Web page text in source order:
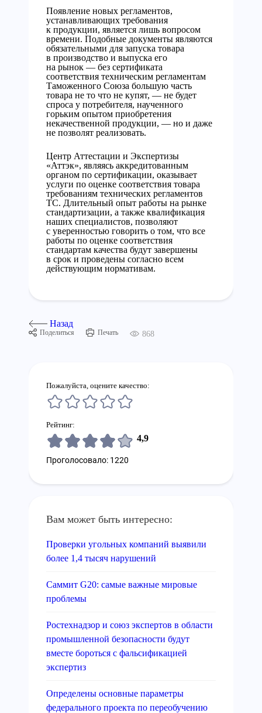
Появление новых регламентов,
устанавливающих требования
к продукции, является лишь вопросом
времени. Подобные документы являются
обязательными для запуска товара
в производство и выпуска его
на рынок — без сертификата
соответствия техническим регламентам
Таможенного Союза большую часть
товара не то что не купят, — не будет
спроса у потребителя, наученного
горьким опытом приобретения
некачественной продукции, — но и даже
не позволят реализовать.
Центр Аттестации и Экспертизы
«Аттэк», являясь аккредитованным
органом по сертификации, оказывает
услуги по оценке соответствия товара
требованиям технических регламентов
ТС. Длительный опыт работы на рынке
стандартизации, а также квалификация
наших специалистов, позволяют
с уверенностью говорить о том, что все
работы по оценке соответствия
стандартам качества будут завершены
в срок и проведены согласно всем
действующим нормативам.
Назад
Поделиться Печать 868
Пожалуйста, оцените качество:
Рейтинг:
4,9
Проголосовало: 1220
Вам может быть интересно:
Проверки угольных компаний выявили
более 1,4 тысяч нарушений
Саммит G20: самые важные мировые
проблемы
Ростехнадзор и союз экспертов в области
промышленной безопасности будут
вместе бороться с фальсификацией
экспертиз
Определены основные параметры
федерального проекта по переобучению